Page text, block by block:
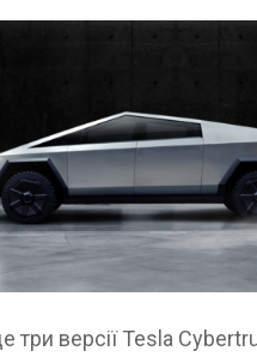
три версії Tesla